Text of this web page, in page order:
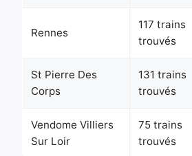
Rennes
117 trains
trouvés
St Pierre Des
Corps
131 trains
trouvés
Vendome Villiers
Sur Loir
75 trains
trouvés